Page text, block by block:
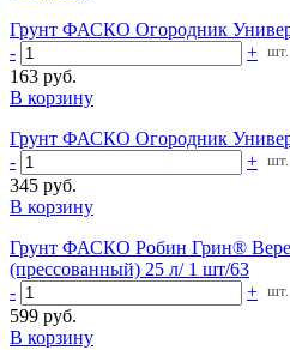
Грунт ФАСКО Огородник
-
+ шт.
163 руб.
В корзину
Грунт ФАСКО Огородник
-
+ шт.
345 руб.
В корзину
Грунт ФАСКО Робин Грин®
(прессованный) 25 л/ 1 шт/63
-
+ шт.
599 руб.
В корзину